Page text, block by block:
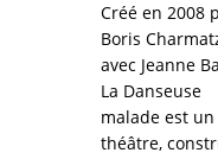
Créé en 2008
Boris
avec Jeanne
La Danseuse
malade est
théâtre,